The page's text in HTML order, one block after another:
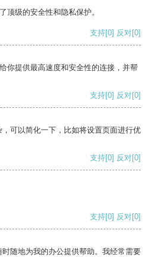
顶级的安全性和隐私保护。
支持[0] 反对[0]
你提供最高速度和安全性的连接，并帮
支持[0] 反对[0]
可以简化一下，比如将设置页面进行优
支持[0] 反对[0]
支持[0] 反对[0]
随地为我的办公提供帮助。我经常需要